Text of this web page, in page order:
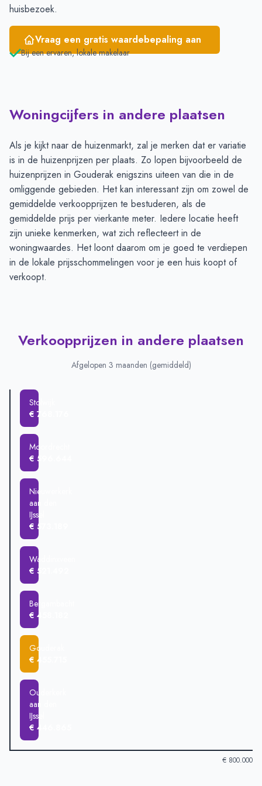
huisbezoek.
Vraag een gratis waardebepaling aan
Bij een ervaren, lokale makelaar
Woningcijfers in andere plaatsen
Als je kijkt naar de huizenmarkt, zal je merken dat er variatie
is in de huizenprijzen per plaats. Zo lopen bijvoorbeeld de
huizenprijzen in Gouderak enigszins uiteen van die in de
omliggende gebieden. Het kan interessant zijn om zowel de
gemiddelde verkoopprijzen te bestuderen, als de
gemiddelde prijs per vierkante meter. Iedere locatie heeft
zijn unieke kenmerken, wat zich reflecteert in de
woningwaardes. Het loont daarom om je goed te verdiepen
in de lokale prijsschommelingen voor je een huis koopt of
verkoopt.
Verkoopprijzen in andere plaatsen
Afgelopen 3 maanden (gemiddeld)
Stolwijk
€ 768.176
Moordrecht
€ 596.644
Nieuwerkerk
aan den
IJssel
€ 573.189
Waddinxveen
€ 521.492
Bergambacht
€ 458.182
Gouderak
€ 455.715
Ouderkerk
aan den
IJssel
€ 446.865
€ 800.000